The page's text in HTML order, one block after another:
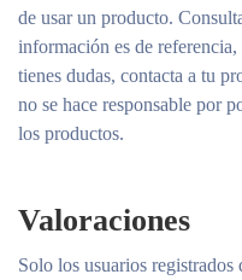
de usar un producto.
información es de
tienes dudas, contacta a tu
no se hace responsable por
los productos.
Valoraciones
Solo los usuarios